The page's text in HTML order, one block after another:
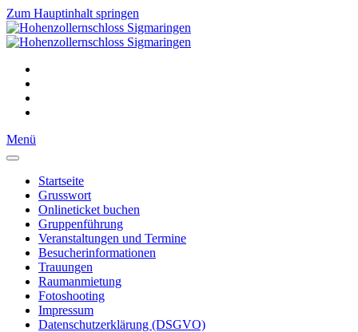
Zum Hauptinhalt springen
Menü
Startseite
Grusswort
Onlineticket buchen
Gruppenführung
Veranstaltungen und Termine
Besucherinformationen
Trauungen
Raumanmietung
Fotoshooting
Impressum
Datenschutzerklärung (DSGVO)